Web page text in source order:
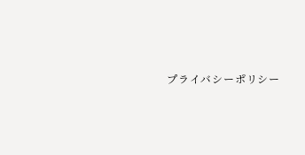
プライバシーポリシー